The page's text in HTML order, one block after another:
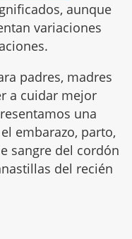
aunque
variaciones
padres, madres
a cuidar mejor
una
embarazo, parto,
sangre del cordón
del recién